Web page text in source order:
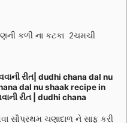
કળી ના કટકા 2ચમચી
રીત| dudhi chana dal nu
dal nu shaak recipe in
રીત | dudhi chana
સૌપ્રથમ ચણાદાળ ને સાફ કરી